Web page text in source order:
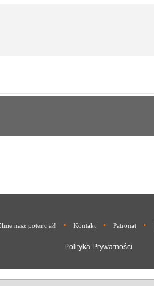
nasz potencjał! • Kontakt • Patronat •
Polityka Prywatności